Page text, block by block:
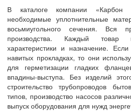
В каталоге компании «Карбон
необходимые уплотнительные
восьмиугольного сечения. Вся
производства. Каждый товар
характеристики и назначение.
навитых прокладках, то они
для герметизации гладких
впадины-выступа. Без изделий
строительство трубопроводов
типов, производство насосов
выпуск оборудования для нужд